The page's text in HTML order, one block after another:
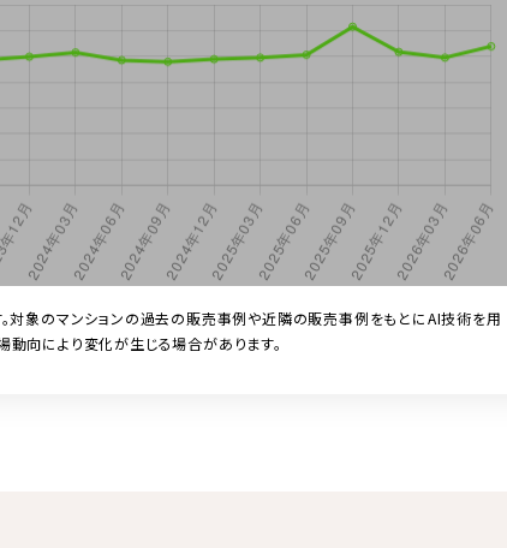
対象のマンションの過去の販売事例や近隣の販売事例をもとにAI技術を用
向により変化が生じる場合があります。